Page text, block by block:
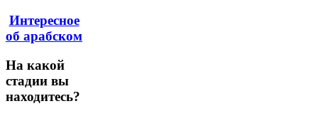
Интересное
об арабском
На какой
стадии вы
находитесь?